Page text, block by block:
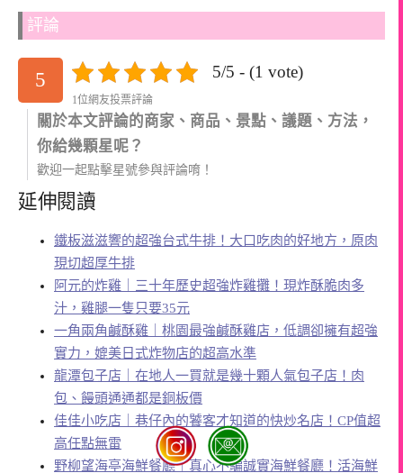
評論
5 5/5 - (1 vote)
1位網友投票評論
關於本文評論的商家、商品、景點、議題、方法，
你給幾顆星呢？
歡迎一起點擊星號參與評論唷！
延伸閱讀
鐵板滋滋響的超強台式牛排！大口吃肉的好地方，原肉
現切超厚牛排
阿元的炸雞｜三十年歷史超強炸雞攤！現炸酥脆肉多
汁，雞腿一隻只要35元
一角兩角鹹酥雞｜桃園最強鹹酥雞店，低調卻擁有超強
實力，媲美日式炸物店的超高水準
龍潭包子店｜在地人一買就是幾十顆人氣包子店！肉
包、饅頭通通都是銅板價
佳佳小吃店｜巷仔內的饕客才知道的快炒名店！CP值超
高任點無雷
野柳望海亭海鮮餐廳｜真心不騙誠實海鮮餐廳！活海鮮